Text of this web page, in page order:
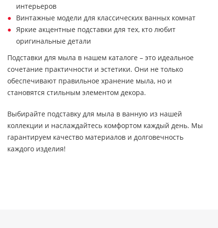
интерьеров
Винтажные модели для классических ванных комнат
Яркие акцентные подставки для тех, кто любит
оригинальные детали
Подставки для мыла в нашем каталоге – это идеальное
сочетание практичности и эстетики. Они не только
обеспечивают правильное хранение мыла, но и
становятся стильным элементом декора.
Выбирайте подставку для мыла в ванную из нашей
коллекции и наслаждайтесь комфортом каждый день. Мы
гарантируем качество материалов и долговечность
каждого изделия!